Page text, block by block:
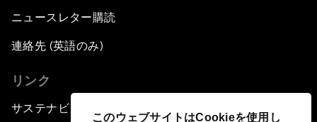
このウェブサイトはCookieを使用し
ニュースレター購読
連絡先 (英語のみ)
リンク
サステナビリティへの取り組み